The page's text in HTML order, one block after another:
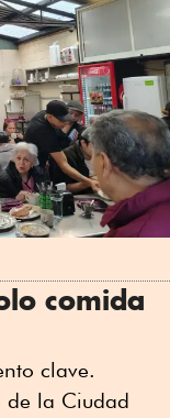
comida
clave.
de la Ciudad